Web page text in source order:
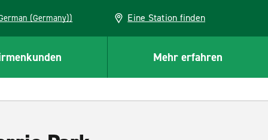
(German (Germany)) Eine Station finden
Mehr erfahren